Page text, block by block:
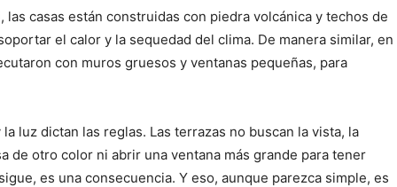
casas están construidas con piedra volcánica y techos de
el calor y la sequedad del clima. De manera similar, en
con muros gruesos y ventanas pequeñas, para
luz dictan las reglas. Las terrazas no buscan la vista, la
de otro color ni abrir una ventana más grande para tener
es una consecuencia. Y eso, aunque parezca simple, es